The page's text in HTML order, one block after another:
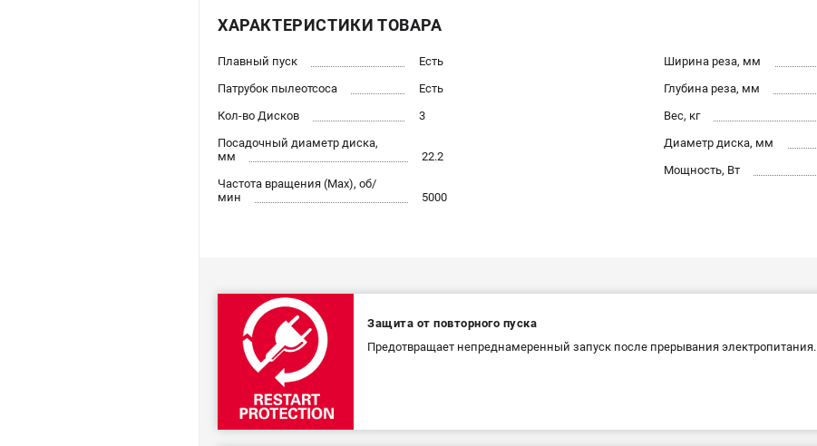
ХАРАКТЕРИСТИКИ ТОВАРА
Плавный пуск
Есть
Патрубок пылеотсоса
Есть
Кол-во Дисков
3
Посадочный диаметр диска,
мм
22.2
Частота вращения (Max), об/
мин
5000
Ширина реза, мм
Глубина реза, мм
Вес, кг
Диаметр диска, мм
Мощность, Вт
Защита от повторного пуска
Предотвращает непреднамеренный запуск после прерывания электропитания.